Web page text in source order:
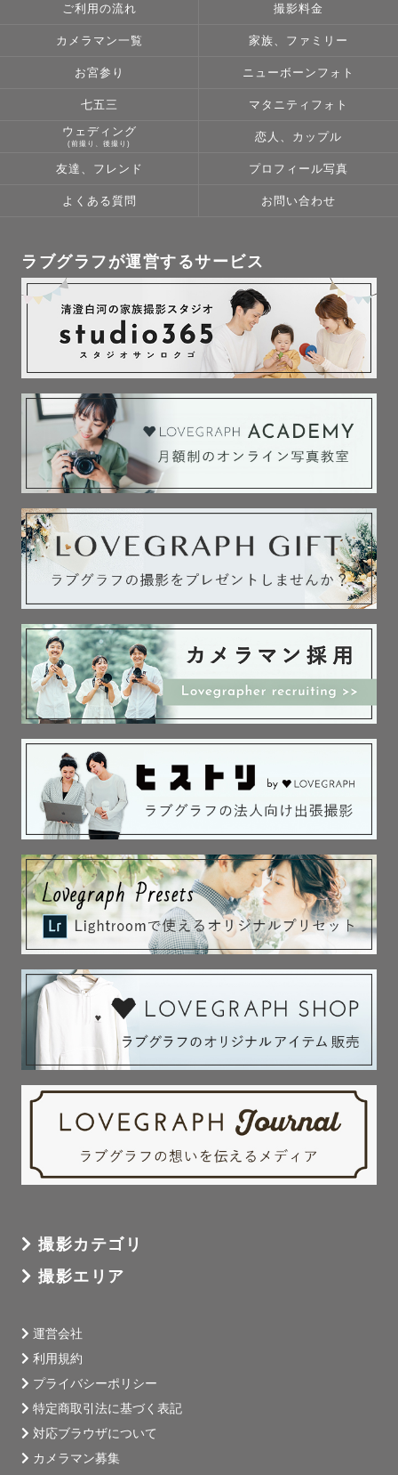
ご利用の流れ 撮影料金
カメラマン一覧 家族、ファミリー
お宮参り ニューボーンフォト
七五三 マタニティフォト
ウェディング
(前撮り、後撮り)
恋人、カップル
友達、フレンド プロフィール写真
よくある質問 お問い合わせ
ラブグラフが運営するサービス
撮影カテゴリ
撮影エリア
運営会社
利用規約
プライバシーポリシー
特定商取引法に基づく表記
対応ブラウザについて
カメラマン募集